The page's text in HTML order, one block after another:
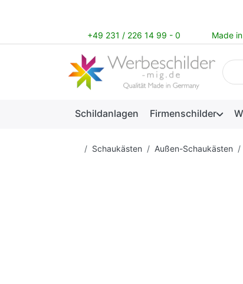
+49 231 / 226 14 99 - 0 Made
Schildanlagen Firmenschilder
Startseite
Schaukästen Außen-Schaukästen